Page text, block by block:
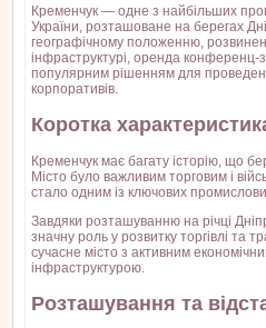
Кременчук — одне з найбільших
України, розташоване на берегах
географічному положенню,
інфраструктурі, оренда конференц-
популярним рішенням для
корпоративів.
Коротка
Кременчук має багату історію, що
Місто було важливим торговим і
стало одним із ключових
Завдяки розташуванню на річці
значну роль у розвитку торгівлі та
сучасне місто з активним
інфраструктурою.
Розташування та